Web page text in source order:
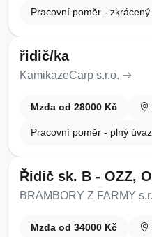
Pracovní poměr -
řidič/ka
KamikazeCarp s.r.o.
Mzda od 28000 Kč
Pracovní poměr - plný
Řidič sk. B - OZZ,
BRAMBORY Z FARMY
Mzda od 34000 Kč